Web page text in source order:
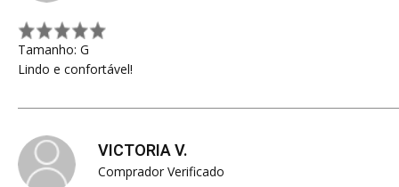
Tamanho: G
Lindo e confortável!
VICTORIA V.
Comprador Verificado